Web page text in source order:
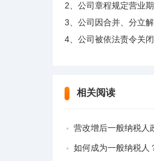
2、公司章程规定营业
3、公司因合并、分立
4、公司被依法责令关闭
相关阅读
营改增后一般纳税人
如何成为一般纳税人